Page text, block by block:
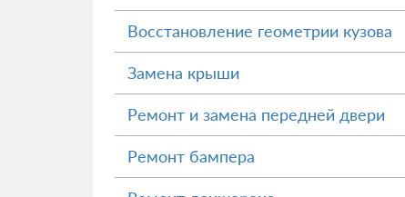
Восстановление геометрии кузова
Замена крыши
Ремонт и замена передней двери
Ремонт бампера